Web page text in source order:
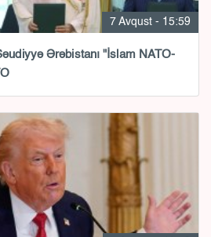
7 Avqust - 15:59
Ərəbistanı "İslam NATO-